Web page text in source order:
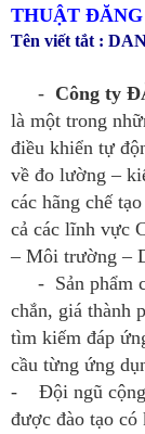
THUẬT
Tên viết tắt :
- Công ty
là một trong
điều khiển tự
về đo lường –
các hãng chế
cả các lĩnh vực
– Môi trường –
- Sản phẩm
chắn, giá thành
tìm kiếm đáp
cầu từng ứng
- Đội ngũ cộng
được đào tạo